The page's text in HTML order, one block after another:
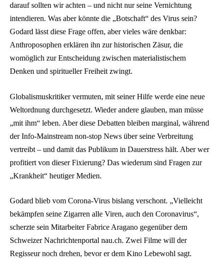
darauf sollten wir achten – und nicht nur seine Vernichtung
intendieren. Was aber könnte die „Botschaft“ des Virus sein?
Godard lässt diese Frage offen, aber vieles wäre denkbar:
Anthroposophen erklären ihn zur historischen Zäsur, die
womöglich zur Entscheidung zwischen materialistischem
Denken und spiritueller Freiheit zwingt.
Globalismuskritiker vermuten, mit seiner Hilfe werde eine neue
Weltordnung durchgesetzt. Wieder andere glauben, man müsse
„mit ihm“ leben. Aber diese Debatten bleiben marginal, während
der Info-Mainstream non-stop News über seine Verbreitung
vertreibt – und damit das Publikum in Dauerstress hält. Aber wer
profitiert von dieser Fixierung? Das wiederum sind Fragen zur
„Krankheit“ heutiger Medien.
Godard blieb vom Corona-Virus bislang verschont. „Vielleicht
bekämpfen seine Zigarren alle Viren, auch den Coronavirus“,
scherzte sein Mitarbeiter Fabrice Aragano gegenüber dem
Schweizer Nachrichtenportal nau.ch. Zwei Filme will der
Regisseur noch drehen, bevor er dem Kino Lebewohl sagt.